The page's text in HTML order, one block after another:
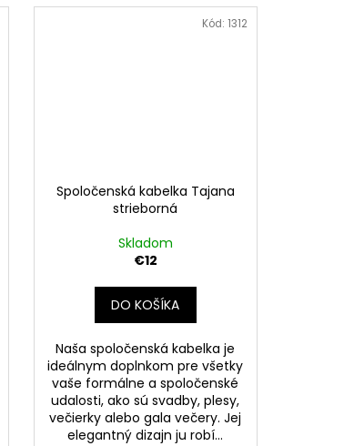
Spoločenská kabelka Tajana
strieborná
Skladom
€12
DO KOŠÍKA
Naša spoločenská kabelka je
ideálnym doplnkom pre všetky
vaše formálne a spoločenské
udalosti, ako sú svadby, plesy,
večierky alebo gala večery. Jej
elegantný dizajn ju robí...
Kód: 1312